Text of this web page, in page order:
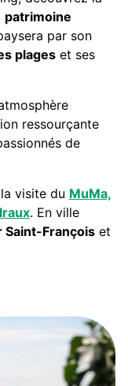
patrimoine
par son
plages et ses
ressourçante
de
visite du MuMa,
. En ville
Saint-François et